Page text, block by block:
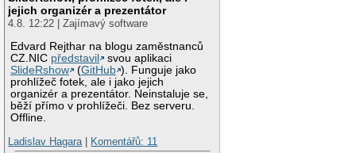
jejich organizér a prezentátor
4.8. 12:22 | Zajímavý software
Edvard Rejthar na blogu zaměstnanců
CZ.NIC představil
svou aplikaci
SlideRshow
(GitHub ). Funguje jako
prohlížeč fotek, ale i jako jejich
organizér a prezentátor. Neinstaluje se,
běží přímo v prohlížeči. Bez serveru.
Offline.
Ladislav Hagara | Komentářů: 11